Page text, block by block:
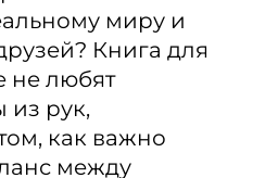
миру и
Книга для
не любят
из рук,
как важно
между